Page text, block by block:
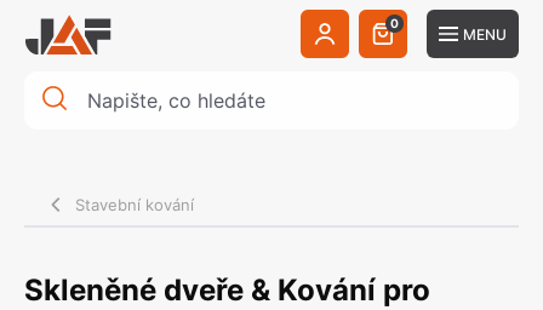
0
MENU
Stavební kování
Skleněné dveře & Kování pro